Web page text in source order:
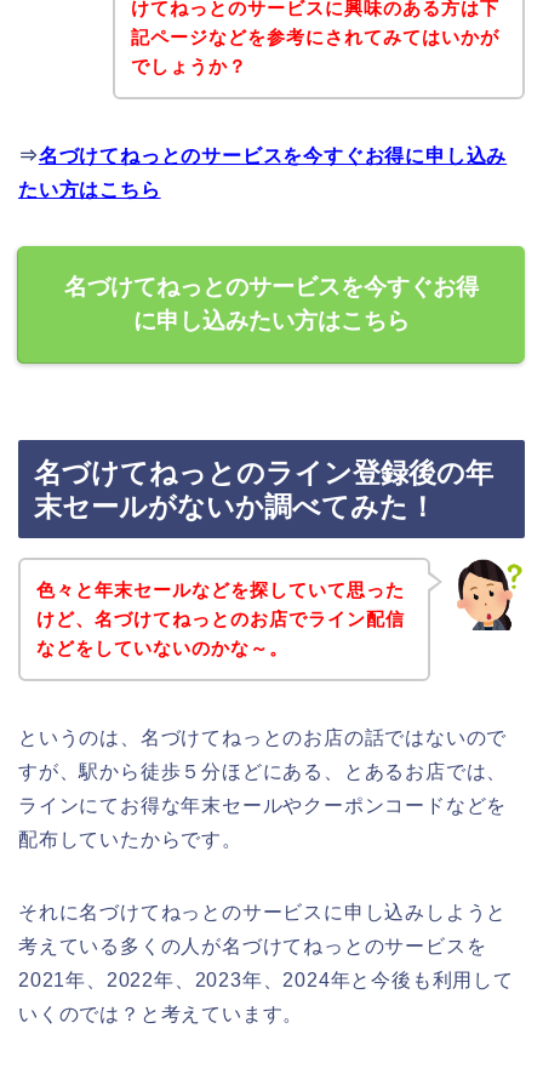
けてねっとのサービスに興味のある方は下
記ページなどを参考にされてみてはいかが
でしょうか？
⇒名づけてねっとのサービスを今すぐお得に申し込み
たい方はこちら
名づけてねっとのサービスを今すぐお得
に申し込みたい方はこちら
名づけてねっとのライン登録後の年
末セールがないか調べてみた！
色々と年末セールなどを探していて思った
けど、名づけてねっとのお店でライン配信
などをしていないのかな～。
というのは、名づけてねっとのお店の話ではないので
すが、駅から徒歩５分ほどにある、とあるお店では、
ラインにてお得な年末セールやクーポンコードなどを
配布していたからです。
それに名づけてねっとのサービスに申し込みしようと
考えている多くの人が名づけてねっとのサービスを
2021年、2022年、2023年、2024年と今後も利用して
いくのでは？と考えています。